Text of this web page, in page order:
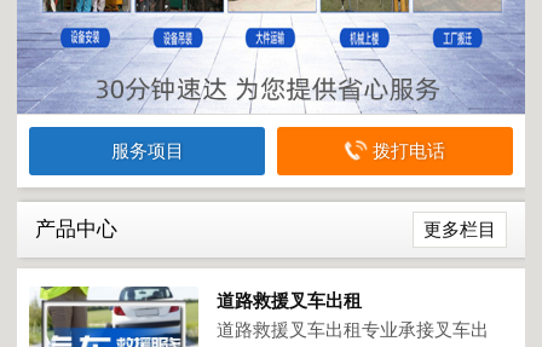
服务项目 拨打电话
更多栏目
产品中心
道路救援叉车出租
道路救援叉车出租专业承接叉车出